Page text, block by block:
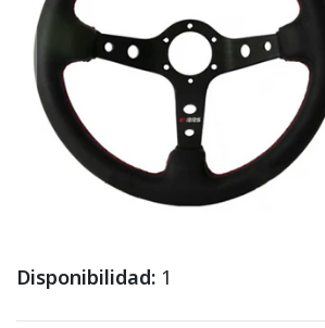
Disponibilidad: 1